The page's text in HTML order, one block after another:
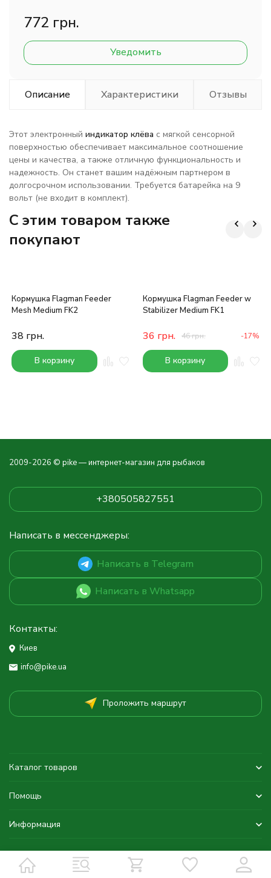
772 грн.
Уведомить
Описание Характеристики Отзывы
Этот электронный индикатор клёва с мягкой сенсорной
поверхностью обеспечивает максимальное соотношение
цены и качества, а также отличную функциональность и
надежность. Он станет вашим надёжным партнером в
долгосрочном использовании. Требуется батарейка на 9
вольт (не входит в комплект).
C этим товаром также
покупают
Кормушка Flagman Feeder
Mesh Medium FK2
38 грн.
В корзину
Кормушка Flagman Feeder w
Stabilizer Medium FK1
36 грн. 46грн. -17%
В корзину
2009-2026 © pike — интернет-магазин для рыбаков
+380505827551
Написать в мессенджеры:
Написать в Telegram
Написать в Whatsapp
Контакты:
Киев
info@pike.ua
Проложить маршрут
Каталог товаров
Помощь
Информация